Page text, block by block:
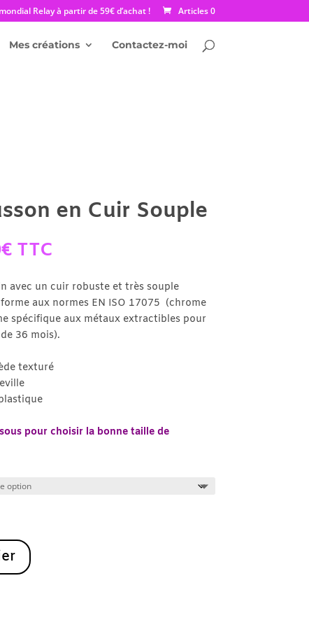
Relay à partir de 59€ d’achat ! Articles 0
Mes créations Contactez-moi
en Cuir Souple
€Plage
prix :
19.50€
à
28.50€
TTC
avec un cuir robuste et très souple
aux normes EN ISO 17075 (chrome
spécifique aux métaux extractibles pour
36 mois).
texturé
pour choisir la bonne taille de